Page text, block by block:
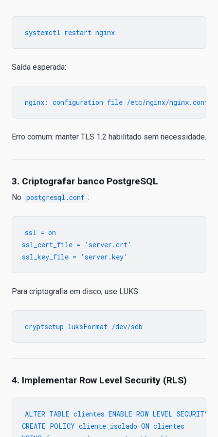
Saída esperada:
Erro comum: manter TLS 1.2 habilitado sem necessidade.
3. Criptografar banco PostgreSQL
No postgresql.conf :
ssl = on
ssl_cert_file = 'server.crt'
Para criptografia em disco, use LUKS:
4. Implementar Row Level Security (RLS)
ALTER TABLE clientes ENABLE ROW LEVEL SECURITY;
CREATE POLICY cliente_isolado ON clientes